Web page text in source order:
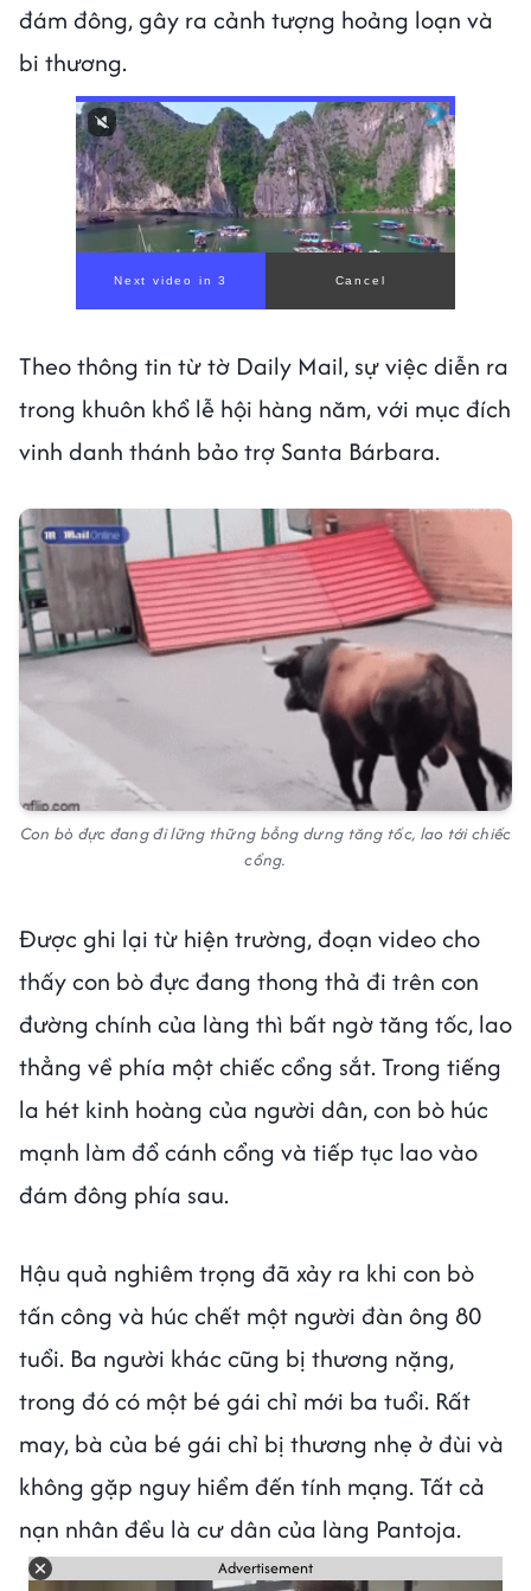
đám đông, gây ra cảnh tượng hoảng loạn và
bi thương.
Theo thông tin từ tờ Daily Mail, sự việc diễn ra
trong khuôn khổ lễ hội hàng năm, với mục đích
vinh danh thánh bảo trợ Santa Bárbara.
Con bò đực đang đi lững thững bỗng dưng tăng tốc, lao tới chiếc
cổng.
Được ghi lại từ hiện trường, đoạn video cho
thấy con bò đực đang thong thả đi trên con
đường chính của làng thì bất ngờ tăng tốc, lao
thẳng về phía một chiếc cổng sắt. Trong tiếng
la hét kinh hoàng của người dân, con bò húc
mạnh làm đổ cánh cổng và tiếp tục lao vào
đám đông phía sau.
Hậu quả nghiêm trọng đã xảy ra khi con bò
tấn công và húc chết một người đàn ông 80
tuổi. Ba người khác cũng bị thương nặng,
trong đó có một bé gái chỉ mới ba tuổi. Rất
may, bà của bé gái chỉ bị thương nhẹ ở đùi và
không gặp nguy hiểm đến tính mạng. Tất cả
nạn nhân đều là cư dân của làng Pantoja.
Advertisement